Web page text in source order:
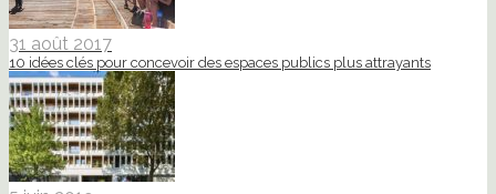
31 août 2017
10 idées clés pour concevoir des espaces publics plus attrayants